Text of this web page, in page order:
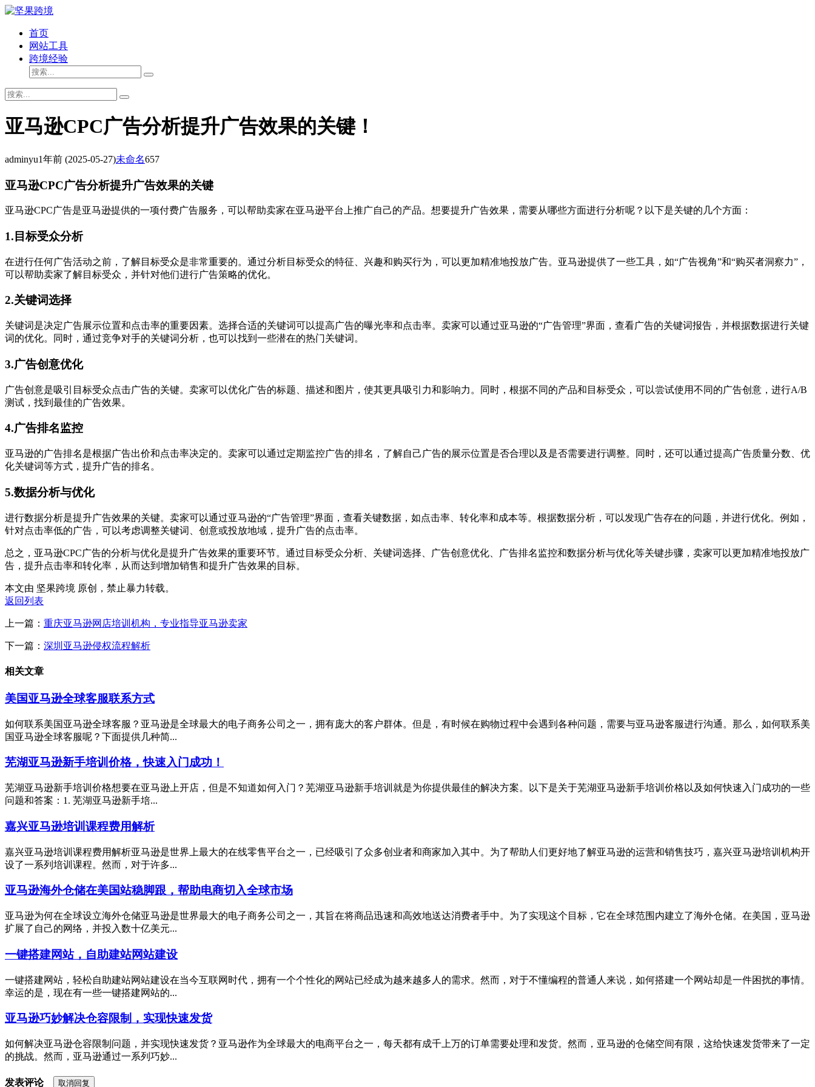
首页
网站工具
跨境经验
亚马逊CPC广告分析提升广告效果的关键！
adminyu1年前 (2025-05-27)未命名657
亚马逊CPC广告分析提升广告效果的关键
亚马逊CPC广告是亚马逊提供的一项付费广告服务，可以帮助卖家在亚马逊平台上推广自己的产品。想要提升广告效果，需要从哪些方面进行分析呢？以下是关键的几个方面：
1.目标受众分析
在进行任何广告活动之前，了解目标受众是非常重要的。通过分析目标受众的特征、兴趣和购买行为，可以更加精准地投放广告。亚马逊提供了一些工具，如“广告视角”和“购买者洞察力”，
可以帮助卖家了解目标受众，并针对他们进行广告策略的优化。
2.关键词选择
关键词是决定广告展示位置和点击率的重要因素。选择合适的关键词可以提高广告的曝光率和点击率。卖家可以通过亚马逊的“广告管理”界面，查看广告的关键词报告，并根据数据进行关键
词的优化。同时，通过竞争对手的关键词分析，也可以找到一些潜在的热门关键词。
3.广告创意优化
广告创意是吸引目标受众点击广告的关键。卖家可以优化广告的标题、描述和图片，使其更具吸引力和影响力。同时，根据不同的产品和目标受众，可以尝试使用不同的广告创意，进行A/B
测试，找到最佳的广告效果。
4.广告排名监控
亚马逊的广告排名是根据广告出价和点击率决定的。卖家可以通过定期监控广告的排名，了解自己广告的展示位置是否合理以及是否需要进行调整。同时，还可以通过提高广告质量分数、优
化关键词等方式，提升广告的排名。
5.数据分析与优化
进行数据分析是提升广告效果的关键。卖家可以通过亚马逊的“广告管理”界面，查看关键数据，如点击率、转化率和成本等。根据数据分析，可以发现广告存在的问题，并进行优化。例如，
针对点击率低的广告，可以考虑调整关键词、创意或投放地域，提升广告的点击率。
总之，亚马逊CPC广告的分析与优化是提升广告效果的重要环节。通过目标受众分析、关键词选择、广告创意优化、广告排名监控和数据分析与优化等关键步骤，卖家可以更加精准地投放广
告，提升点击率和转化率，从而达到增加销售和提升广告效果的目标。
本文由 坚果跨境 原创，禁止暴力转载。
返回列表
上一篇： 重庆亚马逊网店培训机构，专业指导亚马逊卖家
下一篇： 深圳亚马逊侵权流程解析
相关文章
美国亚马逊全球客服联系方式
如何联系美国亚马逊全球客服？亚马逊是全球最大的电子商务公司之一，拥有庞大的客户群体。但是，有时候在购物过程中会遇到各种问题，需要与亚马逊客服进行沟通。那么，如何联系美
国亚马逊全球客服呢？下面提供几种简...
芜湖亚马逊新手培训价格，快速入门成功！
芜湖亚马逊新手培训价格想要在亚马逊上开店，但是不知道如何入门？芜湖亚马逊新手培训就是为你提供最佳的解决方案。以下是关于芜湖亚马逊新手培训价格以及如何快速入门成功的一些
问题和答案：1. 芜湖亚马逊新手培...
嘉兴亚马逊培训课程费用解析
嘉兴亚马逊培训课程费用解析亚马逊是世界上最大的在线零售平台之一，已经吸引了众多创业者和商家加入其中。为了帮助人们更好地了解亚马逊的运营和销售技巧，嘉兴亚马逊培训机构开
设了一系列培训课程。然而，对于许多...
亚马逊海外仓储在美国站稳脚跟，帮助电商切入全球市场
亚马逊为何在全球设立海外仓储亚马逊是世界最大的电子商务公司之一，其旨在将商品迅速和高效地送达消费者手中。为了实现这个目标，它在全球范围内建立了海外仓储。在美国，亚马逊
扩展了自己的网络，并投入数十亿美元...
一键搭建网站，自助建站网站建设
一键搭建网站，轻松自助建站网站建设在当今互联网时代，拥有一个个性化的网站已经成为越来越多人的需求。然而，对于不懂编程的普通人来说，如何搭建一个网站却是一件困扰的事情。
幸运的是，现在有一些一键搭建网站的...
亚马逊巧妙解决仓容限制，实现快速发货
如何解决亚马逊仓容限制问题，并实现快速发货？亚马逊作为全球最大的电商平台之一，每天都有成千上万的订单需要处理和发货。然而，亚马逊的仓储空间有限，这给快速发货带来了一定
的挑战。然而，亚马逊通过一系列巧妙...
发表评论 取消回复